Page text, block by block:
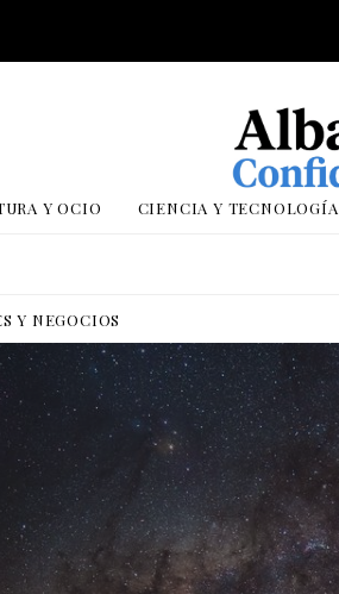
Y OCIO CIENCIA Y TECNOLOGÍA
Y NEGOCIOS